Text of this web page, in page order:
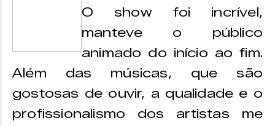
O show foi incrível,
manteve o público
animado do início ao fim.
Além das músicas, que são
gostosas de ouvir, a qualidade e o
profissionalismo dos artistas me